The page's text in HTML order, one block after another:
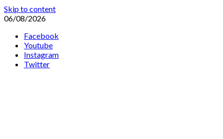
Skip to content
06/08/2026
Facebook
Youtube
Instagram
Twitter